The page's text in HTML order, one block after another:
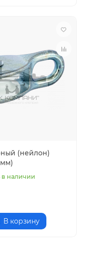
(нейлон)
в наличии
В корзину